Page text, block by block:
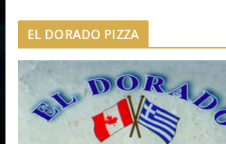
EL DORADO PIZZA